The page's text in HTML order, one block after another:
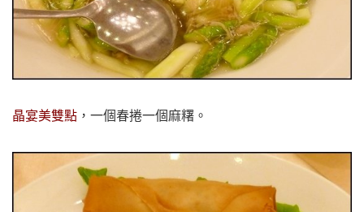
晶宴美雙點 ，一個春捲一個麻糬。